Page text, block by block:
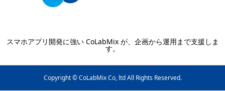
スマホアプリ開発に強い CoLabMix が、企画から運用まで支援しま
す。
Copyright © CoLabMix Co, ltd All Rights Reserved.